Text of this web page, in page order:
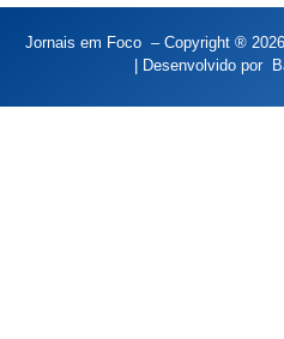
Jornais em Foco – Copyright ®
| Desenvolvido por